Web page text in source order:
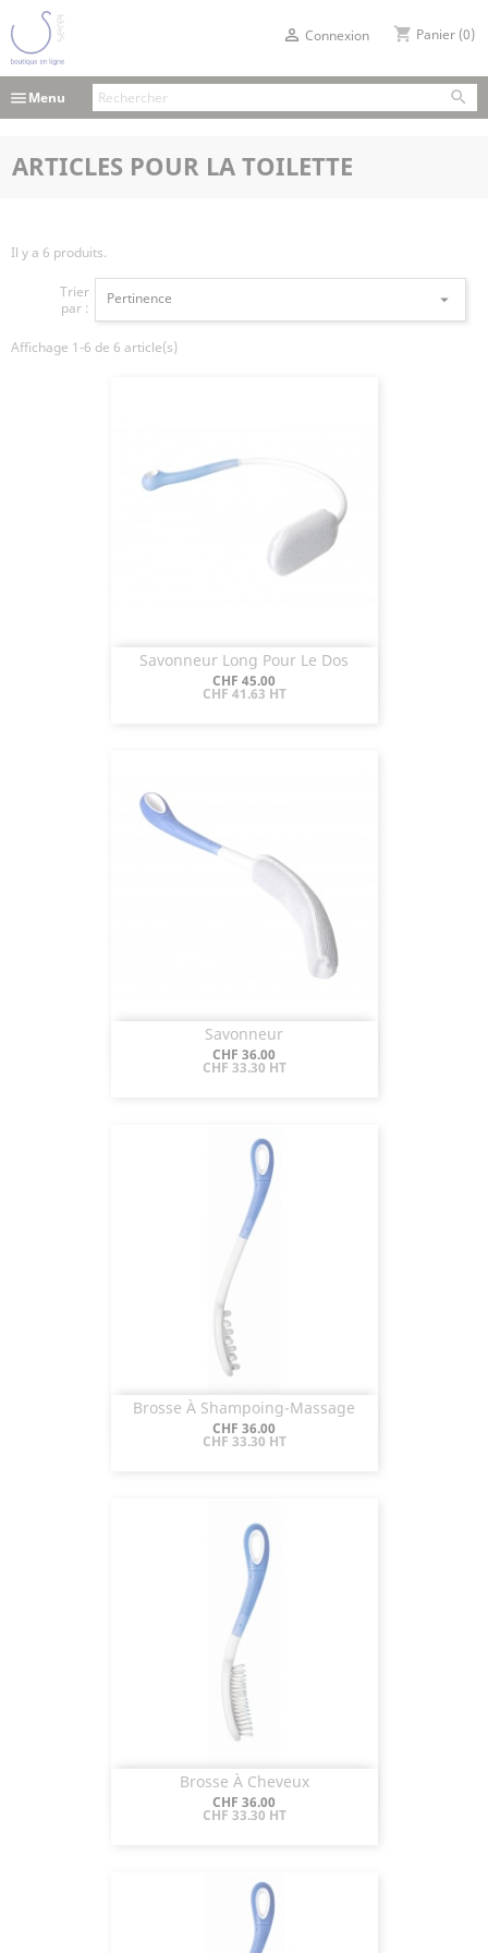
shopping_cart Panier (0)
menuMenu
 Connexion

ARTICLES POUR LA TOILETTE
Il y a 6 produits.
Trier
par :
Pertinence 
Affichage 1-6 de 6 article(s)
Savonneur Long Pour Le Dos
Prix
CHF 45.00
CHF 41.63 HT
Aperçu rapide
Savonneur
Prix
CHF 36.00
CHF 33.30 HT
Aperçu rapide
Brosse À Shampoing-Massage
Prix
CHF 36.00
CHF 33.30 HT
Aperçu rapide
Brosse À Cheveux
Prix
CHF 36.00
CHF 33.30 HT
Aperçu rapide